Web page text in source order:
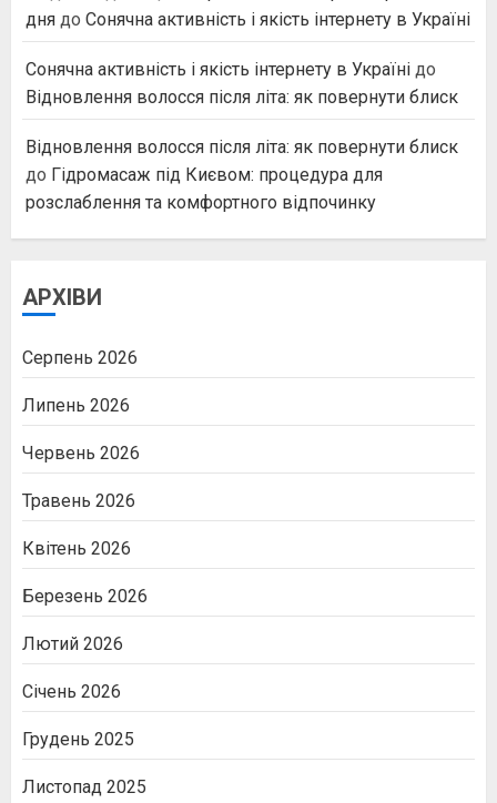
дня до Сонячна активність і якість інтернету в Україні
Сонячна активність і якість інтернету в Україні до
Відновлення волосся після літа: як повернути блиск
Відновлення волосся після літа: як повернути блиск
до Гідромасаж під Києвом: процедура для
розслаблення та комфортного відпочинку
АРХІВИ
Серпень 2026
Липень 2026
Червень 2026
Травень 2026
Квітень 2026
Березень 2026
Лютий 2026
Січень 2026
Грудень 2025
Листопад 2025